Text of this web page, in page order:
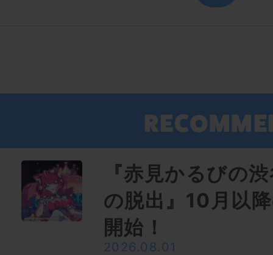
『赤見かるびの
の脱出』10月以
開始！
2026.08.01